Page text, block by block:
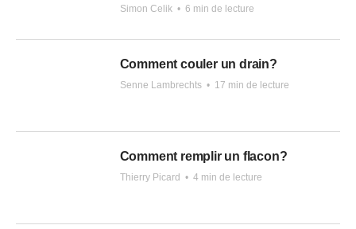
Simon Celik • 6 min de lecture
Comment couler un drain?
Senne Lambrechts • 17 min de lecture
Comment remplir un flacon?
Thierry Picard • 4 min de lecture